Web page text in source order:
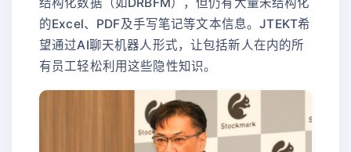
的Excel、PDF及手写笔记等文本信息。JTEKT希
望通过AI聊天机器人形式，让包括新人在内的所
有员工轻松利用这些隐性知识。